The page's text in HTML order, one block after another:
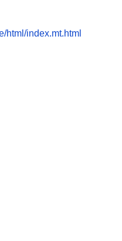
html/index.mt.html